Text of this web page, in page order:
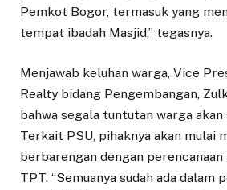
Pemkot Bogor, termasuk yang
tempat ibadah Masjid,” tegasnya.
Menjawab keluhan warga, Vice
Realty bidang Pengembangan,
bahwa segala tuntutan warga
Terkait PSU, pihaknya akan mulai
berbarengan dengan perencanaan
TPT. “Semuanya sudah ada dalam